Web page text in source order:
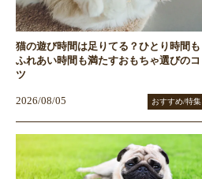
猫の遊び時間は足りてる？ひとり時間も
ふれあい時間も満たすおもちゃ選びのコ
ツ
2026/08/05 おすすめ/特集